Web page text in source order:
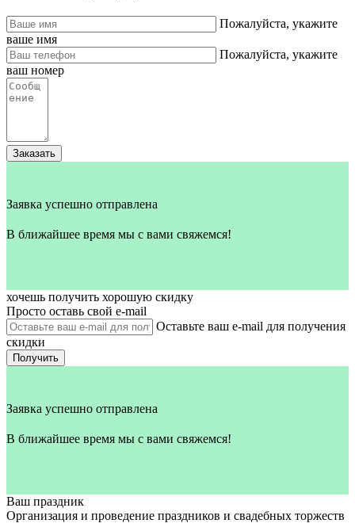
Пожалуйста, укажите
ваше имя
Пожалуйста, укажите
ваш номер
Заказать
Заявка успешно отправлена
В ближайшее время мы с вами свяжемся!
хочешь получить хорошую скидку
Просто оставь свой e‑mail
Оставьте ваш e-mail для получения
скидки
Получить
Заявка успешно отправлена
В ближайшее время мы с вами свяжемся!
Ваш праздник
Организация и проведение праздников и свадебных торжеств